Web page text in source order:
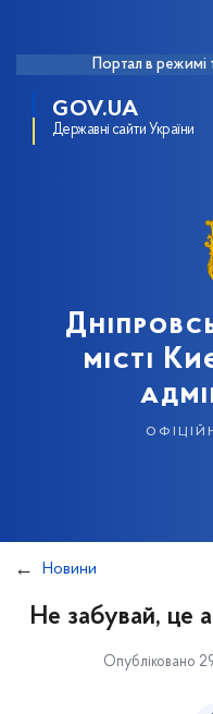
Портал в режимі
GOV.UA
Державні сайти України
місті
Новини
Не забувай, це
Опубліковано